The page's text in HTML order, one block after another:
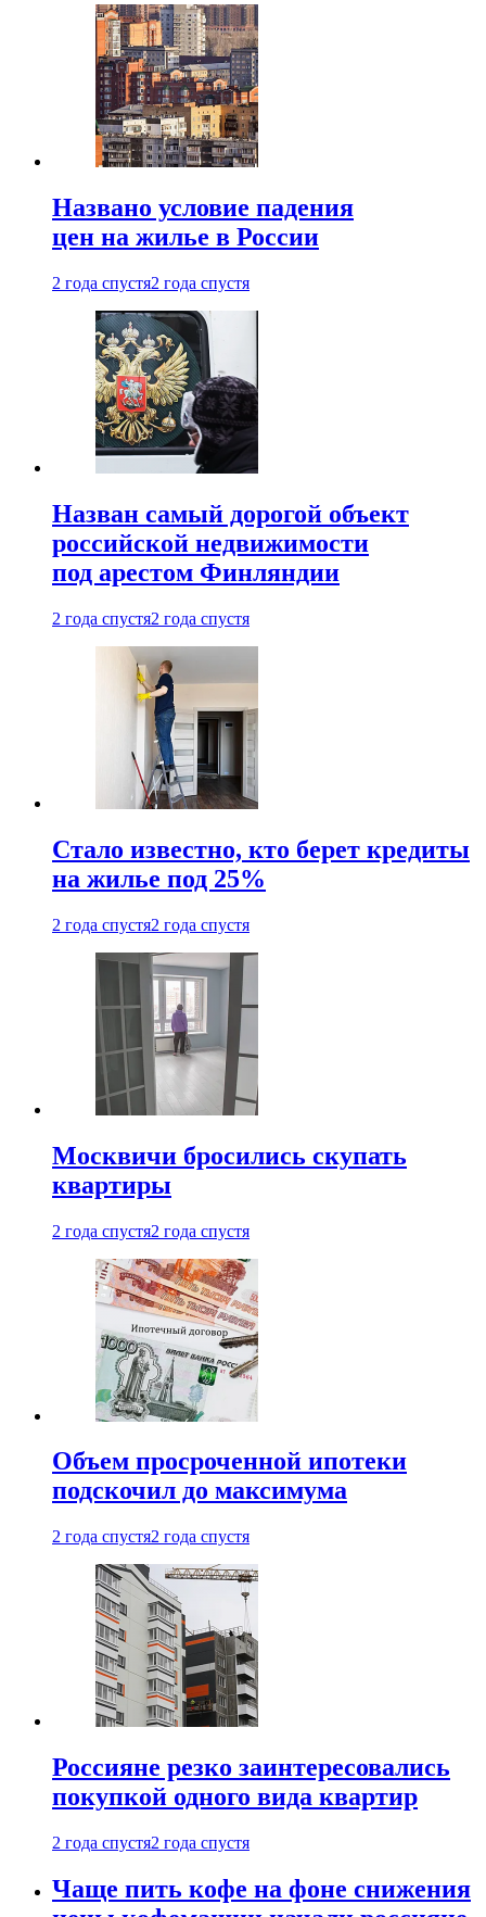
Названо условие падения
цен на жилье в России
2 года спустя2 года спустя
Назван самый дорогой объект
российской недвижимости
под арестом Финляндии
2 года спустя2 года спустя
Стало известно, кто берет кредиты
на жилье под 25%
2 года спустя2 года спустя
Москвичи бросились скупать
квартиры
2 года спустя2 года спустя
Объем просроченной ипотеки
подскочил до максимума
2 года спустя2 года спустя
Россияне резко заинтересовались
покупкой одного вида квартир
2 года спустя2 года спустя
Чаще пить кофе на фоне снижения